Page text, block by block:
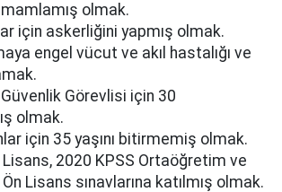
olmak.
için askerliğini yapmış olmak.
engel vücut ve akıl hastalığı ve
Görevlisi için 30
olmak.
için 35 yaşını bitirmemiş olmak.
Lisans, 2020 KPSS Ortaöğretim ve
Lisans sınavlarına katılmış olmak.